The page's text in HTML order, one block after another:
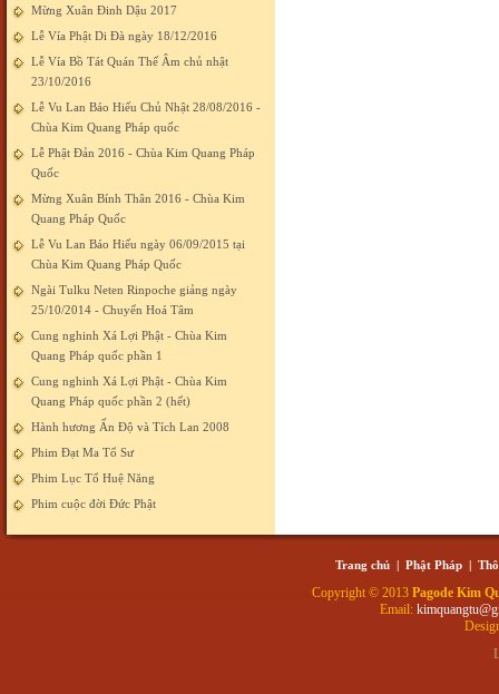
Mừng Xuân Đinh Dậu 2017
Lễ Vía Phật Di Đà ngày 18/12/2016
Lễ Vía Bồ Tát Quán Thế Âm chủ nhật
23/10/2016
Lễ Vu Lan Báo Hiếu Chủ Nhật 28/08/2016 -
Chùa Kim Quang Pháp quốc
Lễ Phật Đản 2016 - Chùa Kim Quang Pháp
Quốc
Mừng Xuân Bính Thân 2016 - Chùa Kim
Quang Pháp Quốc
Lễ Vu Lan Báo Hiếu ngày 06/09/2015 tại
Chùa Kim Quang Pháp Quốc
Ngài Tulku Neten Rinpoche giảng ngày
25/10/2014 - Chuyển Hoá Tâm
Cung nghinh Xá Lợi Phật - Chùa Kim
Quang Pháp quốc phần 1
Cung nghinh Xá Lợi Phật - Chùa Kim
Quang Pháp quốc phần 2 (hết)
Hành hương Ấn Độ và Tích Lan 2008
Phim Đạt Ma Tổ Sư
Phim Lục Tổ Huệ Năng
Phim cuộc đời Đức Phật
Trang chủ | Phật Pháp |
Copyright © 2013 Pagode Kim
Email: